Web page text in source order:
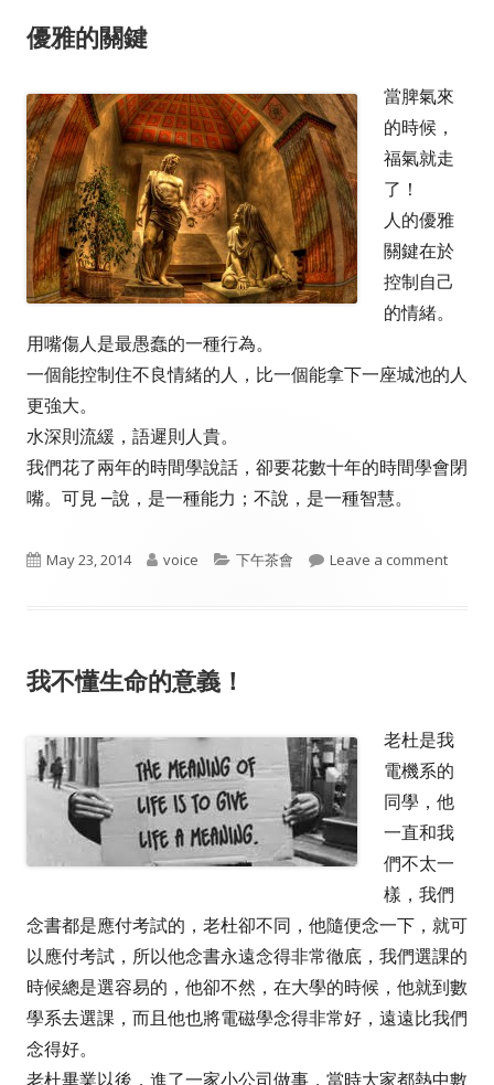
優雅的關鍵
當脾氣來
的時候，
福氣就走
了！
人的優雅
關鍵在於
控制自己
的情緒。
用嘴傷人是最愚蠢的一種行為。
一個能控制住不良情緒的人，比一個能拿下一座城池的人
更強大。
水深則流緩，語遲則人貴。
我們花了兩年的時間學說話，卻要花數十年的時間學會閉
嘴。可見 ─說，是一種能力；不說，是一種智慧。
Published
May 23, 2014 Author
voice Categories
下午茶會 Leave a commenton 優
我不懂生命的意義！
老杜是我
電機系的
同學，他
一直和我
們不太一
樣，我們
念書都是應付考試的，老杜卻不同，他隨便念一下，就可
以應付考試，所以他念書永遠念得非常徹底，我們選課的
時候總是選容易的，他卻不然，在大學的時候，他就到數
學系去選課，而且他也將電磁學念得非常好，遠遠比我們
念得好。
老杜畢業以後，進了一家小公司做事，當時大家都熱中數